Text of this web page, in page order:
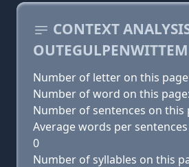
CONTEXT
Number of letter on this
Number of word on this
Number of sentences on this
Average words per
0
Number of syllables on this